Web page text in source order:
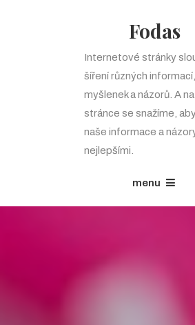
Fodas
Internetové stránky
šíření různých informací,
myšlenek a názorů. A
stránce se snažíme,
naše informace a
nejlepšími.
menu